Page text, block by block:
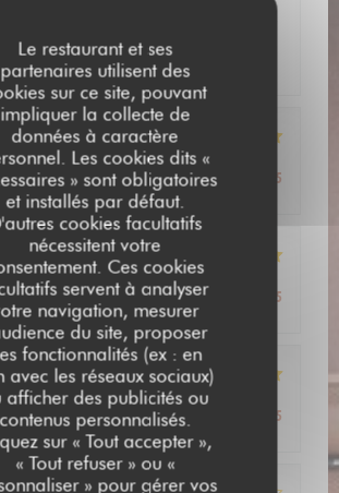
Le restaurant et ses
partenaires utilisent des
sur ce site, pouvant
impliquer la collecte de
données à caractère
Les cookies dits «
» sont obligatoires
et installés par défaut.
cookies facultatifs
nécessitent votre
Ces cookies
servent à analyser
navigation, mesurer
du site, proposer
fonctionnalités (ex : en
avec les réseaux sociaux)
afficher des publicités ou
contenus personnalisés.
sur « Tout accepter »,
« Tout refuser » ou «
» pour gérer vos
Plusieurs personnes arrivées après nous,
sans explication de la part du
- Couverts 2
: 4/5 Cuisine: 5/5 Qualité / Prix /5
- Couverts 6
: 5/5 Cuisine: 5/5 Qualité / Prix /5
- Couverts 2
Ambiance: 5 /5 Cuisine: 5/5 Qualité / Prix /5